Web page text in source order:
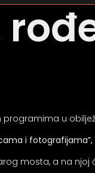
programima u
i fotografijama”,
mosta, a na